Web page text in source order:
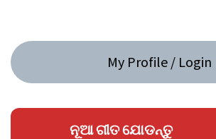
My Profile / Login
ନୂଆ ଗୀତ ଯୋଡନ୍ତୁ